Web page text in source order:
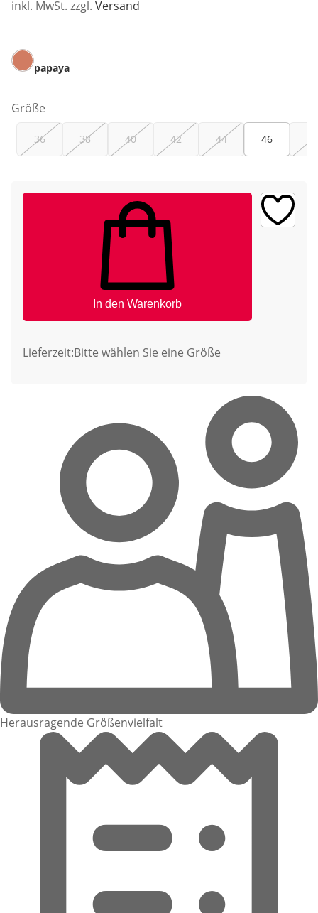
inkl. MwSt. zzgl. Versand
papaya
Größe
36 38 40 42 44 46
In den Warenkorb
Lieferzeit:Bitte wählen Sie eine Größe
Herausragende Größenvielfalt